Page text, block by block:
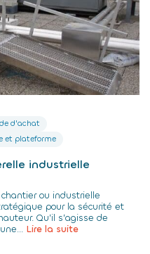
d'achat
et plateforme
industrielle
chantier ou industrielle
pour la sécurité et
Qu’il s’agisse de
Lire la suite